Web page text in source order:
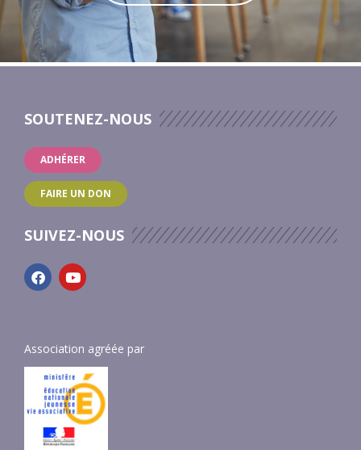
SOUTENEZ-NOUS
ADHÉRER
FAIRE UN DON
SUIVEZ-NOUS
Association agréée par